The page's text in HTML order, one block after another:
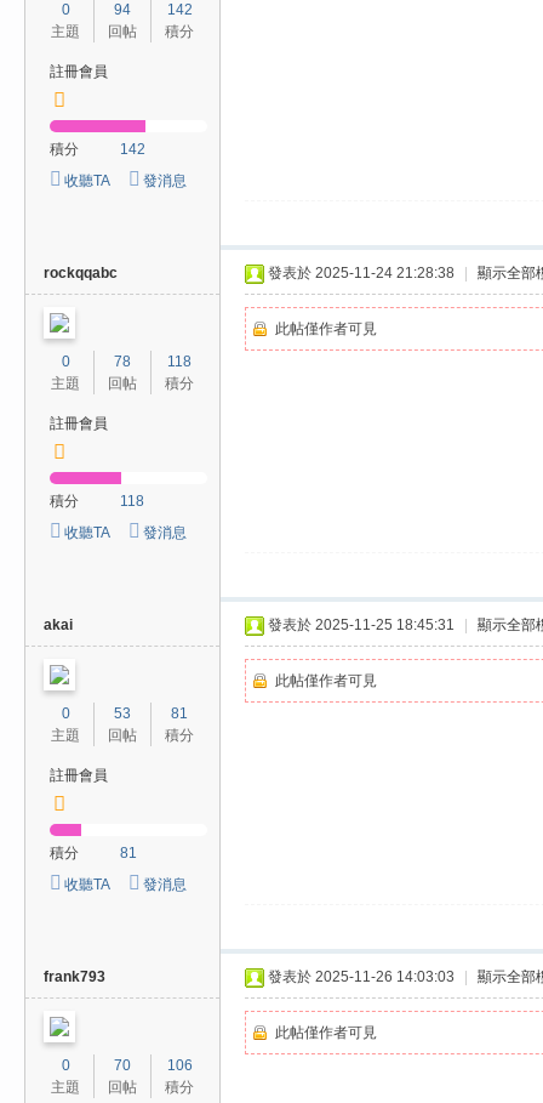
首
0
主題
94
回帖
142
積分
註冊會員
積分
142
收聽TA
發消息
rockqqabc
0
主題
78
回帖
118
積分
註冊會員
積分
118
收聽TA
發消息
發表於 2025-11-24 21:28:38 顯示全部
此帖僅作者可見
akai
0
主題
53
回帖
81
積分
註冊會員
積分
81
收聽TA
發消息
發表於 2025-11-25 18:45:31 顯示全部
此帖僅作者可見
frank793
0
主題
70
回帖
106
積分
發表於 2025-11-26 14:03:03 顯示全部
此帖僅作者可見